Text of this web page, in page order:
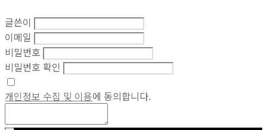
글쓴이
이메일
비밀번호
비밀번호 확인
개인정보 수집 및 이용에 동의합니다.